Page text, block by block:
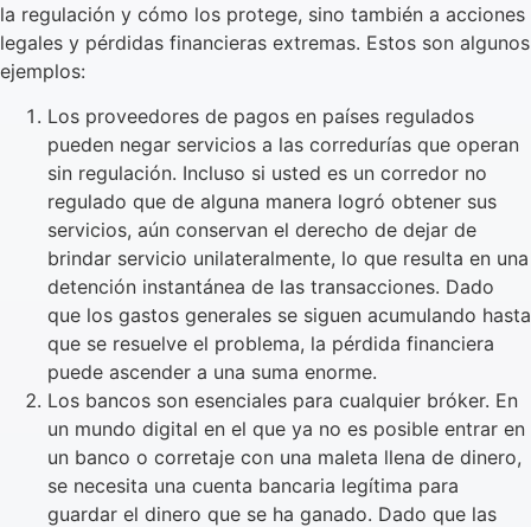
la regulación y cómo los protege, sino también a acciones
legales y pérdidas financieras extremas. Estos son algunos
ejemplos:
Los proveedores de pagos en países regulados
pueden negar servicios a las corredurías que operan
sin regulación. Incluso si usted es un corredor no
regulado que de alguna manera logró obtener sus
servicios, aún conservan el derecho de dejar de
brindar servicio unilateralmente, lo que resulta en una
detención instantánea de las transacciones. Dado
que los gastos generales se siguen acumulando hasta
que se resuelve el problema, la pérdida financiera
puede ascender a una suma enorme.
Los bancos son esenciales para cualquier bróker. En
un mundo digital en el que ya no es posible entrar en
un banco o corretaje con una maleta llena de dinero,
se necesita una cuenta bancaria legítima para
guardar el dinero que se ha ganado. Dado que las